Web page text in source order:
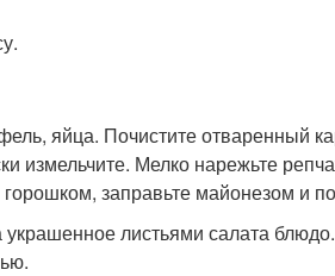
яйца. Почистите отваренный
измельчите. Мелко нарежьте
заправьте майонезом и
листьями салата